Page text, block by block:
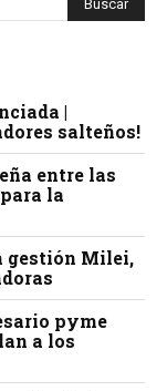
|
salteños!
entre las
la
gestión Milei,
pyme
a los